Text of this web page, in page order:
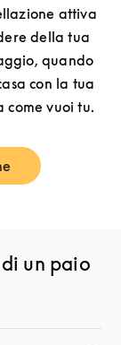
attiva
della tua
quando
con la tua
come vuoi tu.
New Tab
un paio